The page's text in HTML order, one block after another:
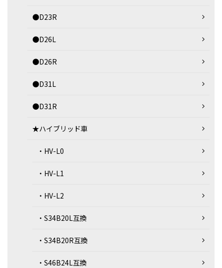
●D23R
●D26L
●D26R
●D31L
●D31R
★ハイブリッド車
・HV-L0
・HV-L1
・HV-L2
・S34B20L互換
・S34B20R互換
・S46B24L互換